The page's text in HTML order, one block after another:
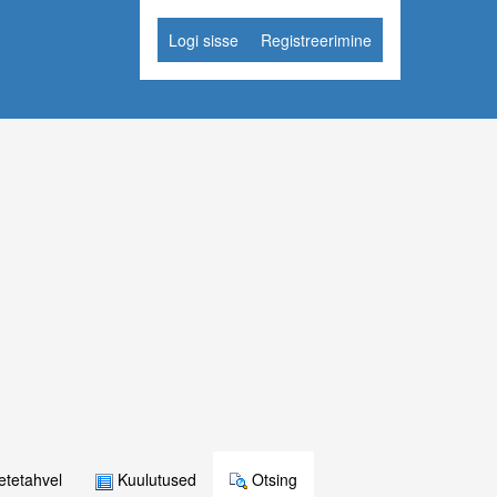
Logi sisse Registreerimine
Kuulutused Otsing